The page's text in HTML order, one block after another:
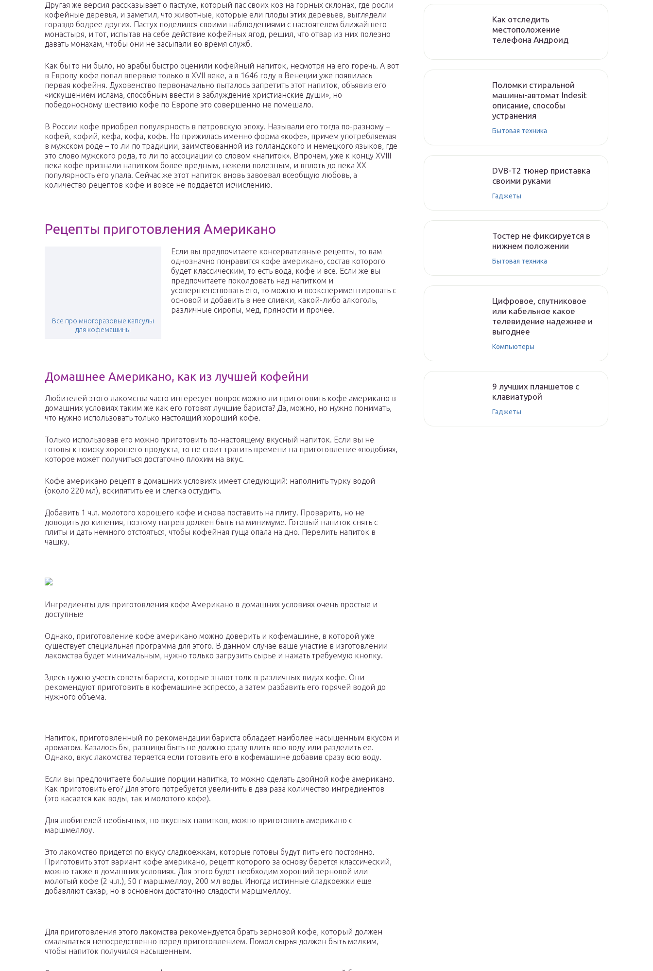
Другая же версия рассказывает о пастухе, который пас своих коз на горных склонах, где росли
кофейные деревья, и заметил, что животные, которые ели плоды этих деревьев, выглядели
гораздо бодрее других. Пастух поделился своими наблюдениями с настоятелем ближайшего
монастыря, и тот, испытав на себе действие кофейных ягод, решил, что отвар из них полезно
давать монахам, чтобы они не засыпали во время служб.
Как бы то ни было, но арабы быстро оценили кофейный напиток, несмотря на его горечь. А вот
в Европу кофе попал впервые только в XVII веке, а в 1646 году в Венеции уже появилась
первая кофейня. Духовенство первоначально пыталось запретить этот напиток, объявив его
«искушением ислама, способным ввести в заблуждение христианские души», но
победоносному шествию кофе по Европе это совершенно не помешало.
В России кофе приобрел популярность в петровскую эпоху. Называли его тогда по-разному –
кофей, кофий, кефа, кофа, кофь. Но прижилась именно форма «кофе», причем употребляемая
в мужском роде – то ли по традиции, заимствованной из голландского и немецкого языков, где
это слово мужского рода, то ли по ассоциации со словом «напиток». Впрочем, уже к концу XVIII
века кофе признали напитком более вредным, нежели полезным, и вплоть до века ХХ
популярность его упала. Сейчас же этот напиток вновь завоевал всеобщую любовь, а
количество рецептов кофе и вовсе не поддается исчислению.
Рецепты приготовления Американо
Все про многоразовые капсулы
для кофемашины
Если вы предпочитаете консервативные рецепты, то вам
однозначно понравится кофе американо, состав которого
будет классическим, то есть вода, кофе и все. Если же вы
предпочитаете поколдовать над напитком и
усовершенствовать его, то можно и поэкспериментировать с
основой и добавить в нее сливки, какой-либо алкоголь,
различные сиропы, мед, пряности и прочее.
Домашнее Американо, как из лучшей кофейни
Любителей этого лакомства часто интересует вопрос можно ли приготовить кофе американо в
домашних условиях таким же как его готовят лучшие бариста? Да, можно, но нужно понимать,
что нужно использовать только настоящий хороший кофе.
Только использовав его можно приготовить по-настоящему вкусный напиток. Если вы не
готовы к поиску хорошего продукта, то не стоит тратить времени на приготовление «подобия»,
которое может получиться достаточно плохим на вкус.
Кофе американо рецепт в домашних условиях имеет следующий: наполнить турку водой
(около 220 мл), вскипятить ее и слегка остудить.
Добавить 1 ч.л. молотого хорошего кофе и снова поставить на плиту. Проварить, но не
доводить до кипения, поэтому нагрев должен быть на минимуме. Готовый напиток снять с
плиты и дать немного отстояться, чтобы кофейная гуща опала на дно. Перелить напиток в
чашку.
Ингредиенты для приготовления кофе Американо в домашних условиях очень простые и
доступные
Однако, приготовление кофе американо можно доверить и кофемашине, в которой уже
существует специальная программа для этого. В данном случае ваше участие в изготовлении
лакомства будет минимальным, нужно только загрузить сырье и нажать требуемую кнопку.
Здесь нужно учесть советы бариста, которые знают толк в различных видах кофе. Они
рекомендуют приготовить в кофемашине эспрессо, а затем разбавить его горячей водой до
нужного объема.
Напиток, приготовленный по рекомендации бариста обладает наиболее насыщенным вкусом и
ароматом. Казалось бы, разницы быть не должно сразу влить всю воду или разделить ее.
Однако, вкус лакомства теряется если готовить его в кофемашине добавив сразу всю воду.
Если вы предпочитаете большие порции напитка, то можно сделать двойной кофе американо.
Как приготовить его? Для этого потребуется увеличить в два раза количество ингредиентов
(это касается как воды, так и молотого кофе).
Для любителей необычных, но вкусных напитков, можно приготовить американо с
маршмеллоу.
Это лакомство придется по вкусу сладкоежкам, которые готовы будут пить его постоянно.
Приготовить этот вариант кофе американо, рецепт которого за основу берется классический,
можно также в домашних условиях. Для этого будет необходим хороший зерновой или
молотый кофе (2 ч.л.), 50 г маршмеллоу, 200 мл воды. Иногда истинные сладкоежки еще
добавляют сахар, но в основном достаточно сладости маршмеллоу.
Для приготовления этого лакомства рекомендуется брать зерновой кофе, который должен
смалываться непосредственно перед приготовлением. Помол сырья должен быть мелким,
чтобы напиток получился насыщенным.
Как отследить
местоположение
телефона Андроид
Поломки стиральной
машины-автомат Indesit
описание, способы
устранения
Бытовая техника
DVB-T2 тюнер приставка
своими руками
Гаджеты
Тостер не фиксируется в
нижнем положении
Бытовая техника
Цифровое, спутниковое
или кабельное какое
телевидение надежнее и
выгоднее
Компьютеры
9 лучших планшетов с
клавиатурой
Гаджеты